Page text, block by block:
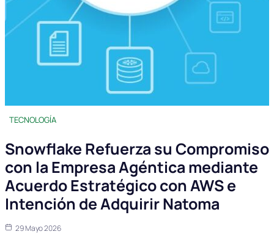
TECNOLOGÍA
Snowflake Refuerza su Compromiso
con la Empresa Agéntica mediante
Acuerdo Estratégico con AWS e
Intención de Adquirir Natoma
29 Mayo 2026